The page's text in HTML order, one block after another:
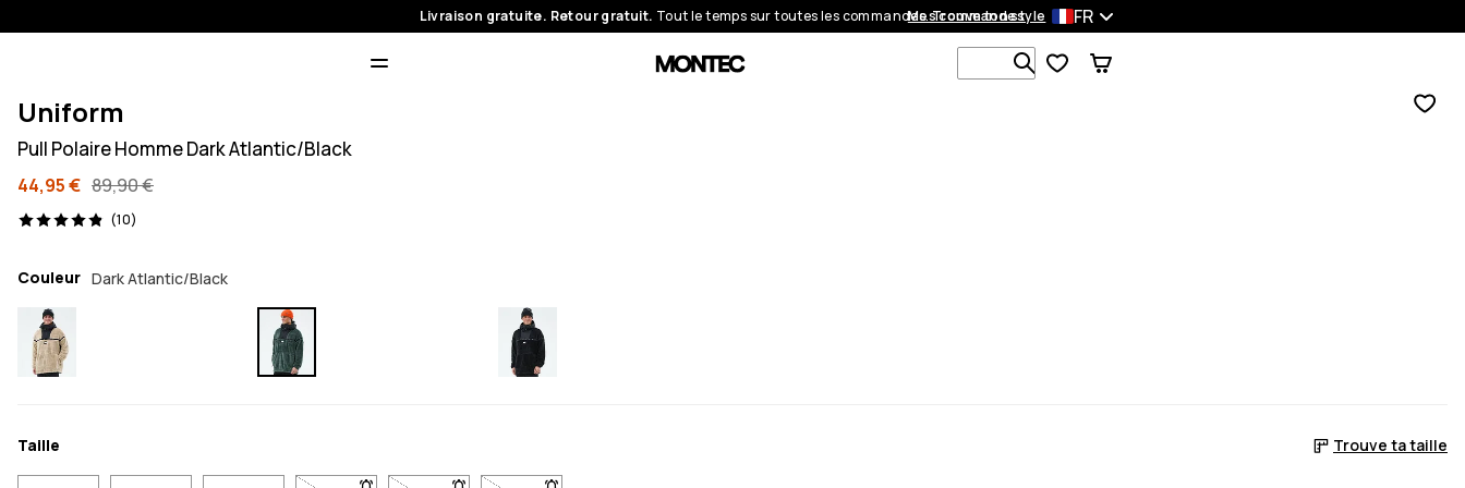
Livraison gratuite. Retour gratuit. Tout le temps sur toutes les commandes.Trouve ton style
Mes commandes FR
Recherche parmi 1 000+ produits
Uniform
Pull Polaire Homme Dark Atlantic/Black
44,95 € 89,90 €
(10)
10 avis, 4.9/5
Couleur Dark Atlantic/Black
Taille Trouve ta taille